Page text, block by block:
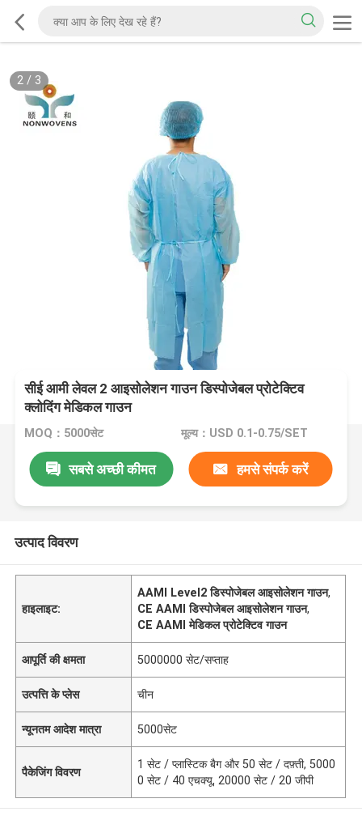
2/ 3
सीई आमी लेवल 2 आइसोलेशन गाउन डिस्पोजेबल प्रोटेक्टिव
क्लोदिंग मेडिकल गाउन
MOQ：5000सेट मूल्य：USD 0.1-0.75/SET
सबसे अच्छी कीमत हमसे संपर्क करें
उत्पाद विवरण
हाइलाइट:
AAMI Level2 डिस्पोजेबल आइसोलेशन गाउन,
CE AAMI डिस्पोजेबल आइसोलेशन गाउन,
CE AAMI मेडिकल प्रोटेक्टिव गाउन
आपूर्ति की क्षमता 5000000 सेट/सप्ताह
उत्पत्ति के प्लेस चीन
न्यूनतम आदेश मात्रा 5000सेट
पैकेजिंग विवरण
1 सेट / प्लास्टिक बैग और 50 सेट / दफ़्ती, 5000
0 सेट / 40 एचक्यू, 20000 सेट / 20 जीपी